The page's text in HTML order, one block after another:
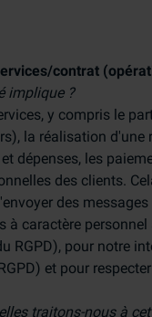
contrat
implique ?
y compris le
la réalisation
dépenses, les
des clients.
des
à caractère
RGPD), pour notre
et pour
traitons-nous à